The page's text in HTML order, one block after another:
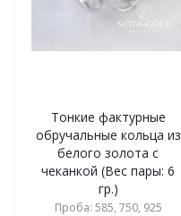
Тонкие фактурные
обручальные кольца из
белого золота с
чеканкой (Вес пары: 6
гр.)
Проба: 585, 750, 925